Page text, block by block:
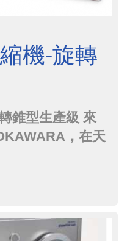
機-旋轉
錐型生產級 來
，在天
薄膜離心濃縮
列設備，已在
的獨特轉